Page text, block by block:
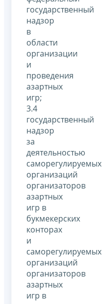
государственный
надзор
в
области
организации
и
проведения
азартных
игр;
3.4
государственный
надзор
за
деятельностью
саморегулируемых
организаций
организаторов
азартных
игр в
букмекерских
конторах
и
саморегулируемых
организаций
организаторов
азартных
игр в